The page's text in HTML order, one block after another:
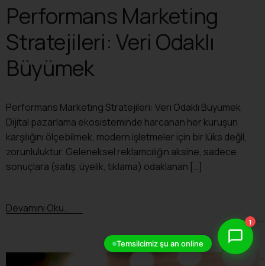
Performans Marketing
Stratejileri: Veri Odaklı
Büyümek
Performans Marketing Stratejileri: Veri Odaklı Büyümek
Dijital pazarlama ekosisteminde harcanan her kuruşun
karşılığını ölçebilmek, modern işletmeler için bir lüks değil,
zorunluluktur. Geleneksel reklamcılığın aksine, sadece
sonuçlara (satış, üyelik, tıklama) odaklanan […]
Devamını Oku..
Temsilcimiz şu an online
1